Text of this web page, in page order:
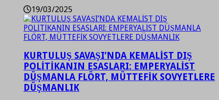
19/03/2025
KURTULUŞ SAVAŞI’NDA KEMALİST DIŞ
POLİTİKANIN ESASLARI: EMPERYALİST
DÜŞMANLA FLÖRT, MÜTTEFİK SOVYETLERE
DÜŞMANLIK